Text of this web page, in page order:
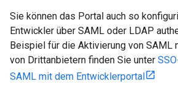
Sie können das Portal auch so
Entwickler über SAML oder LDAP
Beispiel für die Aktivierung von SAML
von Drittanbietern finden Sie unter
SAML mit dem Entwicklerportal